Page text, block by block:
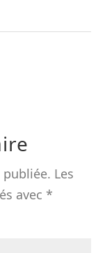
publiée. Les
avec *